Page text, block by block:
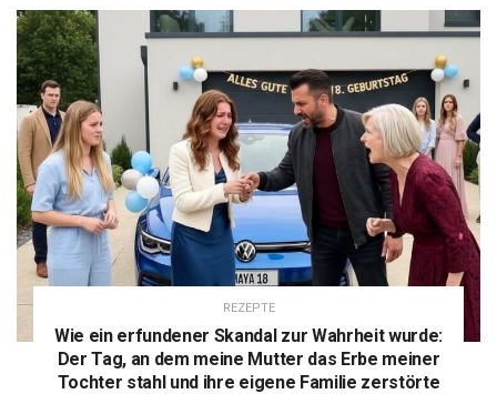
REZEPTE
Wie ein erfundener Skandal zur Wahrheit wurde:
Der Tag, an dem meine Mutter das Erbe meiner
Tochter stahl und ihre eigene Familie zerstörte